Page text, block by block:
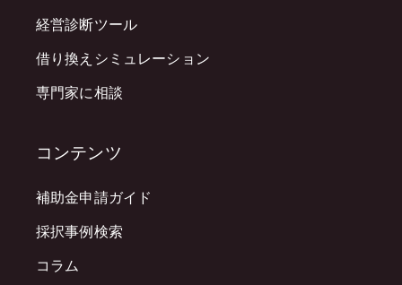
経営診断ツール
借り換えシミュレーション
専門家に相談
コンテンツ
補助金申請ガイド
採択事例検索
コラム